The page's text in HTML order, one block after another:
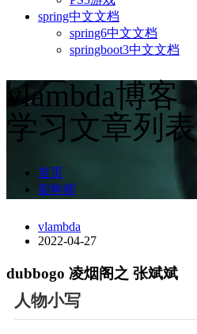
spring中文文档
spring6中文文档
springboot3中文文档
vlambda博客
学习文章列表
首页
架构师
vlambda
2022-04-27
dubbogo 凌烟阁之 张斌斌
人物小写